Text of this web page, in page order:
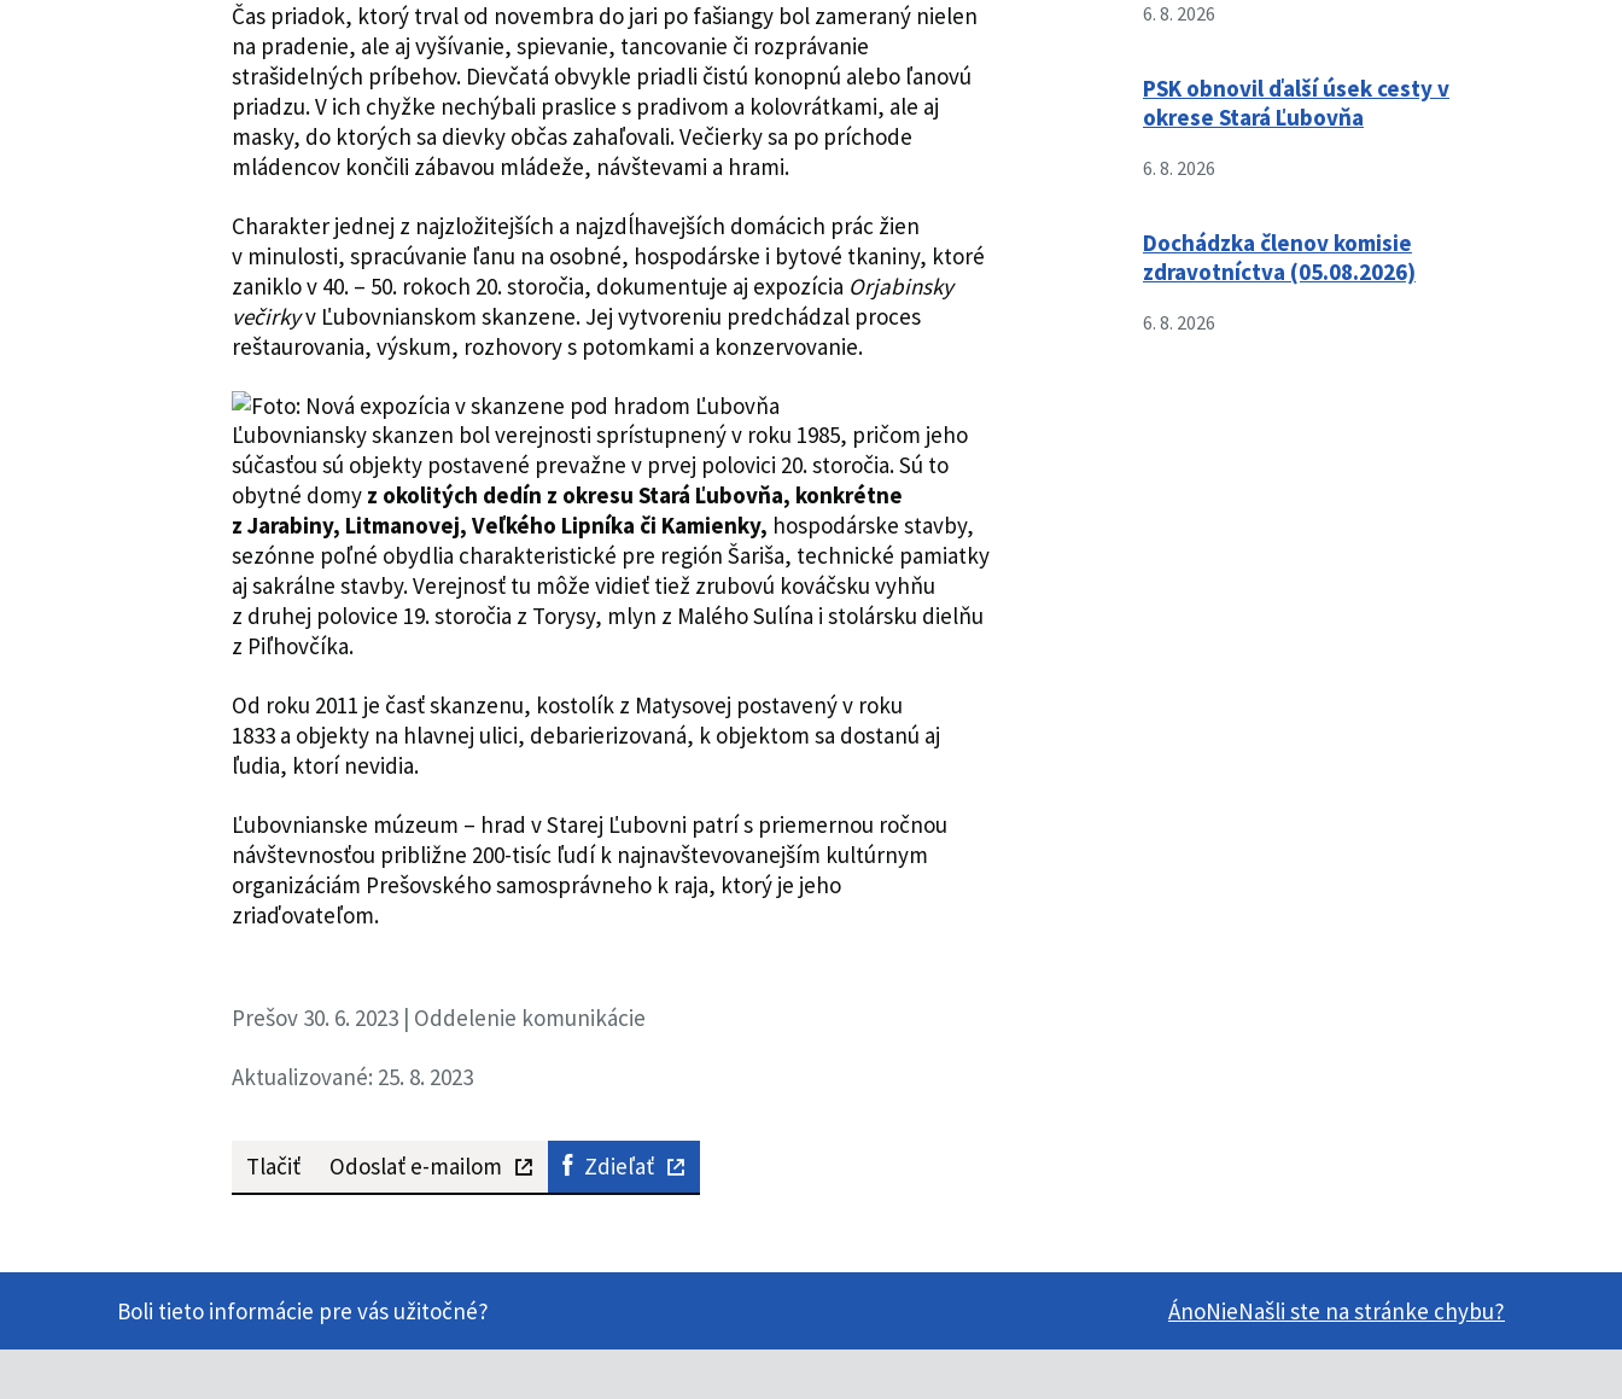
Čas priadok, ktorý trval od novembra do jari po fašiangy bol zameraný nielen
na pradenie, ale aj vyšívanie, spievanie, tancovanie či rozprávanie
strašidelných príbehov. Dievčatá obvykle priadli čistú konopnú alebo ľanovú
priadzu. V ich chyžke nechýbali praslice s pradivom a kolovrátkami, ale aj
masky, do ktorých sa dievky občas zahaľovali. Večierky sa po príchode
mládencov končili zábavou mládeže, návštevami a hrami.
Charakter jednej z najzložitejších a najzdĺhavejších domácich prác žien
v minulosti, spracúvanie ľanu na osobné, hospodárske i bytové tkaniny, ktoré
zaniklo v 40. – 50. rokoch 20. storočia, dokumentuje aj expozícia Orjabinsky
večirkyv Ľubovnianskom skanzene. Jej vytvoreniu predchádzal proces
reštaurovania, výskum, rozhovory s potomkami a konzervovanie.
Ľubovniansky skanzen bol verejnosti sprístupnený v roku 1985, pričom jeho
súčasťou sú objekty postavené prevažne v prvej polovici 20. storočia. Sú to
obytné domy z okolitých dedín z okresu Stará Ľubovňa, konkrétne
z Jarabiny, Litmanovej, Veľkého Lipníka či Kamienky, hospodárske stavby,
sezónne poľné obydlia charakteristické pre región Šariša, technické pamiatky
aj sakrálne stavby. Verejnosť tu môže vidieť tiež zrubovú kováčsku vyhňu
z druhej polovice 19. storočia z Torysy, mlyn z Malého Sulína i stolársku dielňu
z Piľhovčíka.
Od roku 2011 je časť skanzenu, kostolík z Matysovej postavený v roku
1833 a objekty na hlavnej ulici, debarierizovaná, k objektom sa dostanú aj
ľudia, ktorí nevidia.
Ľubovnianske múzeum – hrad v Starej Ľubovni patrí s priemernou ročnou
návštevnosťou približne 200-tisíc ľudí k najnavštevovanejším kultúrnym
organizáciám Prešovského samosprávneho k raja, ktorý je jeho
zriaďovateľom.
Prešov 30. 6. 2023 | Oddelenie komunikácie
Aktualizované: 25. 8. 2023
Tlačiť Odoslať e-mailom Zdieľať
6. 8. 2026
PSK obnovil ďalší úsek cesty v
okrese Stará Ľubovňa
6. 8. 2026
Dochádzka členov komisie
zdravotníctva (05.08.2026)
6. 8. 2026
Boli tieto informácie pre vás užitočné? ÁnoNieNašli ste na stránke chybu?